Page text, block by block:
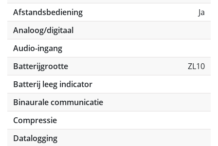
Afstandsbediening
Ja
Analoog/digitaal
Audio-ingang
Batterijgrootte
ZL10
Batterij leeg indicator
Binaurale communicatie
Compressie
Datalogging